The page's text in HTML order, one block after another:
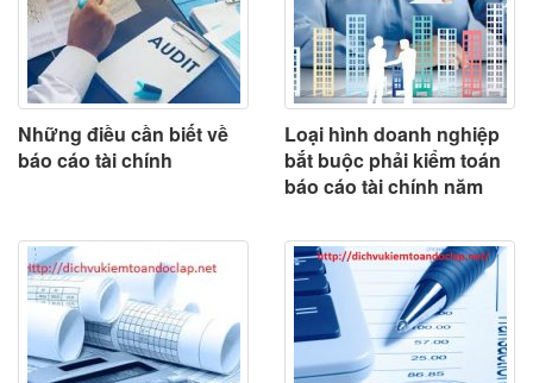
Những điều cần biết về
báo cáo tài chính
Loại hình doanh nghiệp
bắt buộc phải kiểm toán
báo cáo tài chính năm